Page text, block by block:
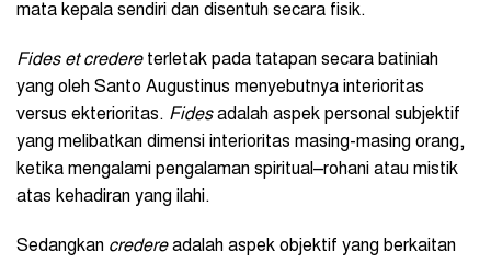
mata kepala sendiri dan disentuh secara fisik.
Fides et credere terletak pada tatapan secara batiniah
yang oleh Santo Augustinus menyebutnya interioritas
versus ekterioritas. Fidesadalah aspek personal subjektif
yang melibatkan dimensi interioritas masing-masing orang,
ketika mengalami pengalaman spiritual–rohani atau mistik
atas kehadiran yang ilahi.
Sedangkan credereadalah aspek objektif yang berkaitan